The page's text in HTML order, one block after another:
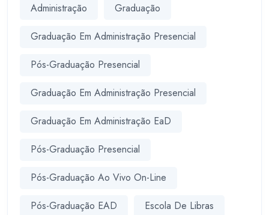
Administração Graduação
Graduação Em Administração Presencial
Pós-Graduação Presencial
Graduação Em Administração Presencial
Graduação Em Administração EaD
Pós-Graduação Presencial
Pós-Graduação Ao Vivo On-Line
Pós-Graduação EAD Escola De Libras